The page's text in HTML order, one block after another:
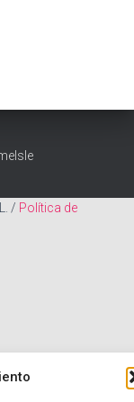
/ Política de